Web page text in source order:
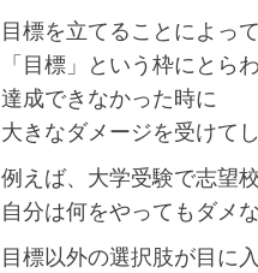
目標を立てることによって
「目標」という枠にとら
達成できなかった時に
大きなダメージを受けて
例えば、大学受験で志望
自分は何をやってもダメ
目標以外の選択肢が目に